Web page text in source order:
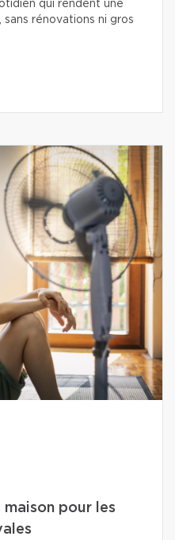
qui rendent une
rénovations ni gros
pour les